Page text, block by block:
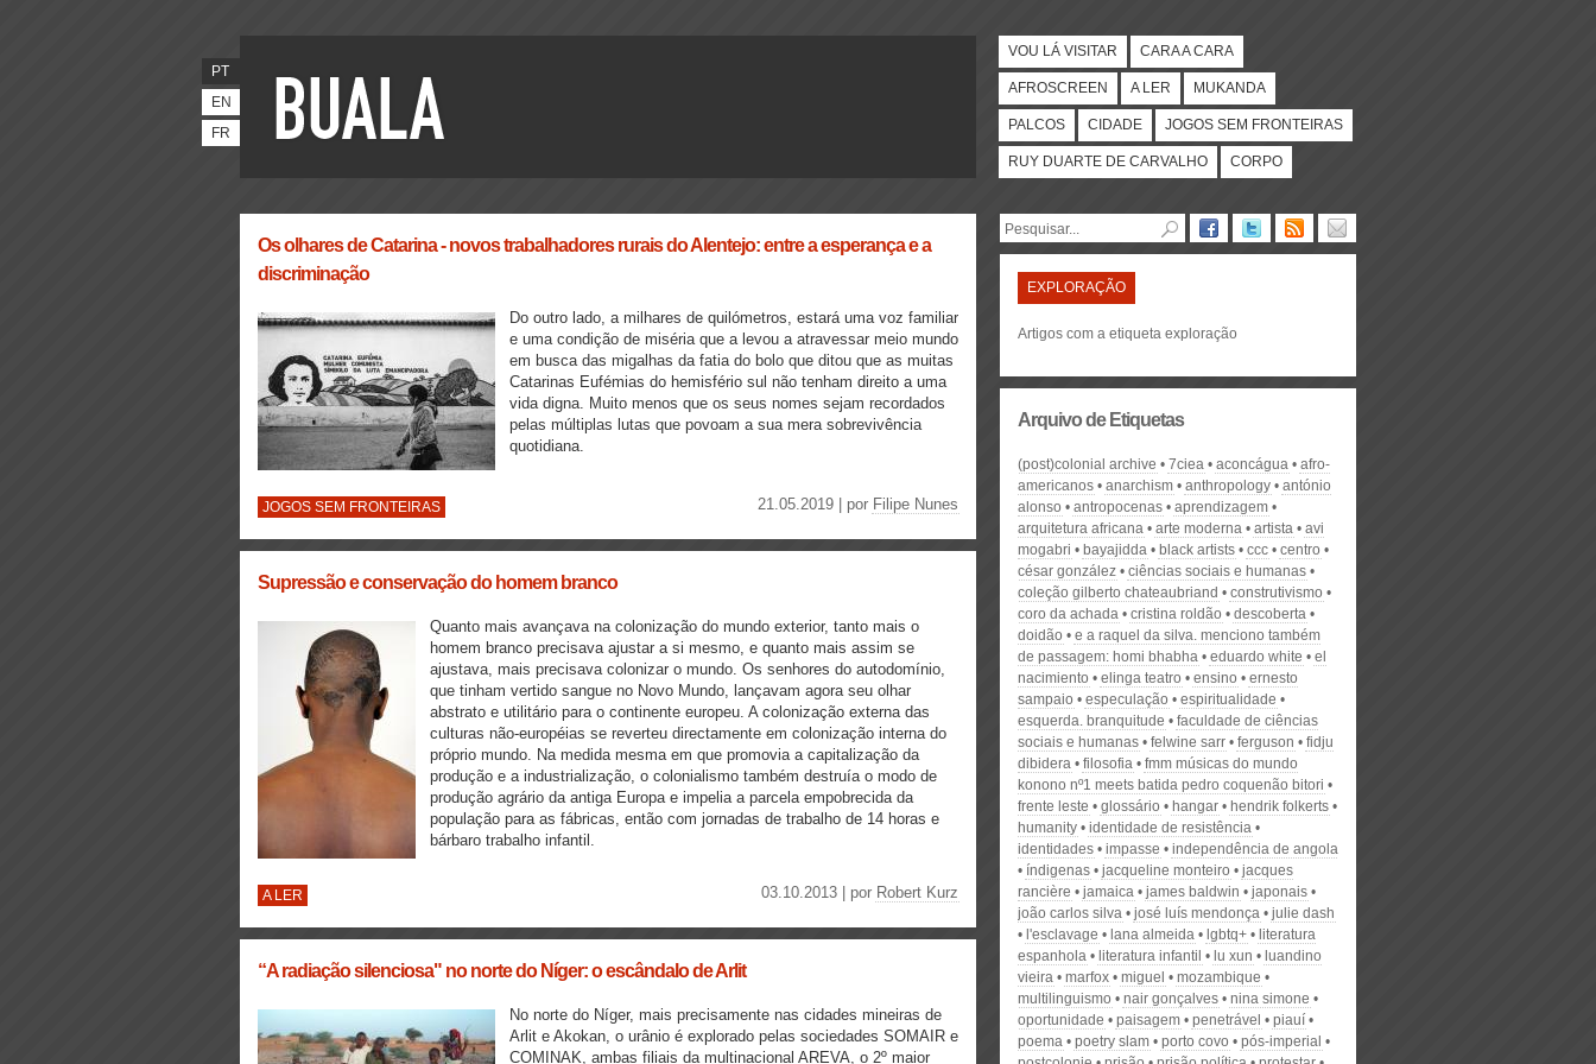
PT
EN
FR
VOU LÁ VISITAR CARA A CARA
AFROSCREEN A LER MUKANDA
PALCOS CIDADE JOGOS SEM FRONTEIRAS
RUY DUARTE DE CARVALHO CORPO
Os olhares de Catarina - novos trabalhadores rurais do Alentejo: entre a esperança e a
discriminação
Do outro lado, a milhares de quilómetros, estará uma voz familiar
e uma condição de miséria que a levou a atravessar meio mundo
em busca das migalhas da fatia do bolo que ditou que as muitas
Catarinas Eufémias do hemisfério sul não tenham direito a uma
vida digna. Muito menos que os seus nomes sejam recordados
pelas múltiplas lutas que povoam a sua mera sobrevivência
quotidiana.
JOGOS SEM FRONTEIRAS 21.05.2019 | por Filipe Nunes
Supressão e conservação do homem branco
Quanto mais avançava na colonização do mundo exterior, tanto mais o
homem branco precisava ajustar a si mesmo, e quanto mais assim se
ajustava, mais precisava colonizar o mundo. Os senhores do autodomínio,
que tinham vertido sangue no Novo Mundo, lançavam agora seu olhar
abstrato e utilitário para o continente europeu. A colonização externa das
culturas não-européias se reverteu directamente em colonização interna do
próprio mundo. Na medida mesma em que promovia a capitalização da
produção e a industrialização, o colonialismo também destruía o modo de
produção agrário da antiga Europa e impelia a parcela empobrecida da
população para as fábricas, então com jornadas de trabalho de 14 horas e
bárbaro trabalho infantil.
A LER 03.10.2013 | por Robert Kurz
“A radiação silenciosa" no norte do Níger: o escândalo de Arlit
No norte do Níger, mais precisamente nas cidades mineiras de
Arlit e Akokan, o urânio é explorado pelas sociedades SOMAIR e
COMINAK, ambas filiais da multinacional AREVA, o 2º maior
EXPLORAÇÃO
Artigos com a etiqueta exploração
Arquivo de Etiquetas
(post)colonial archive 7ciea aconcágua
afro-
americanos
anarchism anthropology
antónio
alonso
antropocenas
aprendizagem
arquitetura africana
arte moderna artista
avi
mogabri
bayajidda black artists ccc
centro
césar gonzález
ciências sociais e humanas
coleção gilberto chateaubriand
construtivismo
coro da achada
cristina roldão
descoberta
doidão
e a raquel da silva. menciono também
de passagem: homi bhabha
eduardo white
el
nacimiento
elinga teatro ensino
ernesto
sampaio
especulação
espiritualidade
esquerda. branquitude
faculdade de ciências
sociais e humanas
felwine sarr ferguson
fidju
dibidera
filosofia
fmm músicas do mundo
konono nº1 meets batida pedro coquenão bitori
frente leste
glossário hangar
hendrik folkerts
humanity
identidade de resistência
identidades
impasse
independência de angola
índigenas
jacqueline monteiro
jacques
rancière
jamaica james baldwin
japonais
joão carlos silva
josé luís mendonça
julie dash
l'esclavage
lana almeida lgbtq+
literatura
espanhola
literatura infantil lu xun
luandino
vieira
marfox miguel
mozambique
multilinguismo
nair gonçalves
nina simone
oportunidade
paisagem penetrável
piauí
poema
poetry slam porto covo
pós-imperial